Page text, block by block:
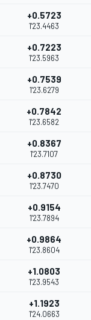
+0.5723
1'23.4463
+0.7223
1'23.5963
+0.7539
1'23.6279
+0.7842
1'23.6582
+0.8367
1'23.7107
+0.8730
1'23.7470
+0.9154
1'23.7894
+0.9864
1'23.8604
+1.0803
1'23.9543
+1.1923
1'24.0663